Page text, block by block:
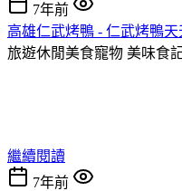
7年前
高雄仁武烤鴨 - 仁武烤鴨
旅遊休閒美食寵物 美味食
繼續閱讀
7年前